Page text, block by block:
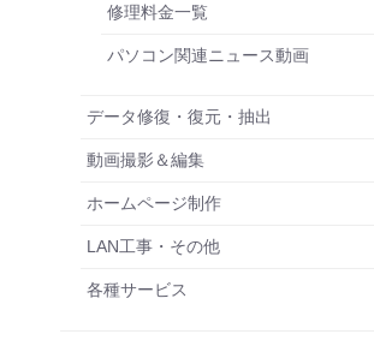
修理料金一覧
パソコン関連ニュース動画
データ修復・復元・抽出
動画撮影＆編集
ホームページ制作
LAN工事・その他
各種サービス